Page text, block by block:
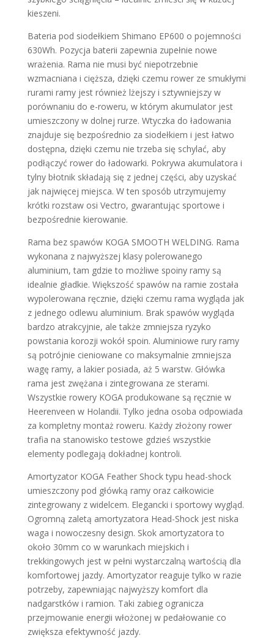
kieszeni.
Bateria pod siodełkiem Shimano EP600 o pojemności
630Wh. Pozycja baterii zapewnia zupełnie nowe
wrażenia. Rama nie musi być niepotrzebnie
wzmacniana i cięższa, dzięki czemu rower ze smukłymi
rurami ramy jest również lżejszy i sztywniejszy w
porównaniu do e-roweru, w którym akumulator jest
umieszczony w dolnej rurze. Wtyczka do ładowania
znajduje się bezpośrednio za siodełkiem i jest łatwo
dostępna, dzięki czemu nie trzeba się schylać, aby
podłączyć rower do ładowarki. Pokrywa akumulatora i
tylny błotnik składają się z jednej części, aby uzyskać
jak najwięcej miejsca. W ten sposób utrzymujemy
krótki rozstaw osi Vectro, gwarantując sportowe i
bezpośrednie kierowanie.
Rama bez spawów KOGA SMOOTH WELDING. Rama
wykonana z najwyższej klasy polerowanego
aluminium, tam gdzie to możliwe spoiny ramy są
idealnie gładkie. Większość spawów na ramie została
wypolerowana ręcznie, dzięki czemu rama wygląda jak
z jednego odlewu aluminium. Brak spawów wygląda
bardzo atrakcyjnie, ale także zmniejsza ryzyko
powstania korozji wokół spoin. Aluminiowe rury ramy
są potrójnie cieniowane co maksymalnie zmniejsza
wagę ramy, a lakier posiada, aż 5 warstw. Główka
rama jest zwężana i zintegrowana ze sterami.
Wszystkie rowery KOGA produkowane są ręcznie w
Heerenveen w Holandii. Tylko jedna osoba odpowiada
za kompletny montaż roweru. Każdy złożony rower
trafia na stanowisko testowe gdzieś wszystkie
elementy podlegają dokładnej kontroli.
Amortyzator KOGA Feather Shock typu head-shock
umieszczony pod główką ramy oraz całkowicie
zintegrowany z widelcem. Elegancki i sportowy wygląd.
Ogromną zaletą amortyzatora Head-Shock jest niska
waga i nowoczesny design. Skok amortyzatora to
około 30mm co w warunkach miejskich i
trekkingowych jest w pełni wystarczalną wartością dla
komfortowej jazdy. Amortyzator reaguje tylko w razie
potrzeby, zapewniając najwyższy komfort dla
nadgarstków i ramion. Taki zabieg ogranicza
przejmowanie energii włożonej w pedałowanie co
zwiększa efektywność jazdy.